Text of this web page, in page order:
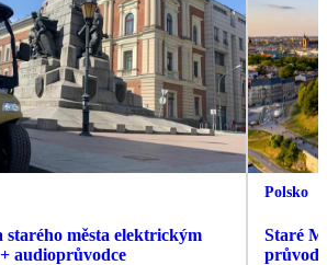
města elektrickým
audioprůvodce
Polsko
Staré